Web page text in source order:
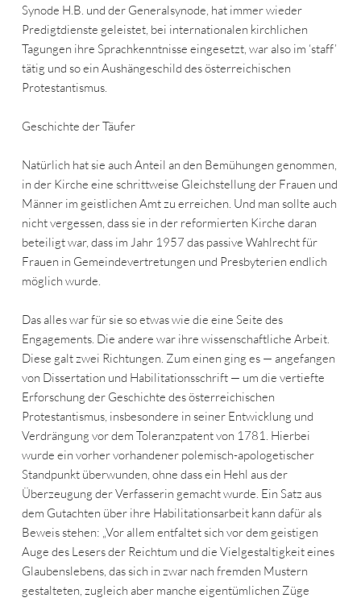
Synode H.B. und der Generalsynode, hat immer wieder
Predigtdienste geleistet, bei internationalen kirchlichen
Tagungen ihre Sprachkenntnisse eingesetzt, war also im ‘staff’
tätig und so ein Aushängeschild des österreichischen
Protestantismus.
Geschichte der Täufer
Natürlich hat sie auch Anteil an den Bemühungen genommen,
in der Kirche eine schrittweise Gleichstellung der Frauen und
Männer im geistlichen Amt zu erreichen. Und man sollte auch
nicht vergessen, dass sie in der reformierten Kirche daran
beteiligt war, dass im Jahr 1957 das passive Wahlrecht für
Frauen in Gemeindevertretungen und Presbyterien endlich
möglich wurde.
Das alles war für sie so etwas wie die eine Seite des
Engagements. Die andere war ihre wissenschaftliche Arbeit.
Diese galt zwei Richtungen. Zum einen ging es — angefangen
von Dissertation und Habilitationsschrift — um die vertiefte
Erforschung der Geschichte des österreichischen
Protestantismus, insbesondere in seiner Entwicklung und
Verdrängung vor dem Toleranzpatent von 1781. Hierbei
wurde ein vorher vorhandener polemisch-apologetischer
Standpunkt überwunden, ohne dass ein Hehl aus der
Überzeugung der Verfasserin gemacht wurde. Ein Satz aus
dem Gutachten über ihre Habilitationsarbeit kann dafür als
Beweis stehen: „Vor allem entfaltet sich vor dem geistigen
Auge des Lesers der Reichtum und die Vielgestaltigkeit eines
Glaubenslebens, das sich in zwar nach fremden Mustern
gestalteten, zugleich aber manche eigentümlichen Züge